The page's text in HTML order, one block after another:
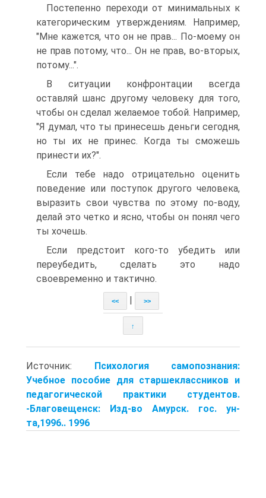
Постепенно переходи от минимальных к
категорическим утверждениям. Например,
"Мне кажется, что он не прав... По-моему он
не прав потому, что... Он не прав, во-вторых,
потому...".
В ситуации конфронтации всегда
оставляй шанс другому человеку для того,
чтобы он сделал желаемое тобой. Например,
"Я думал, что ты принесешь деньги сегодня,
но ты их не принес. Когда ты сможешь
принести их?".
Если тебе надо отрицательно оценить
поведение или поступок другого человека,
выразить свои чувства по этому по-воду,
делай это четко и ясно, чтобы он понял чего
ты хочешь.
Если предстоит кого-то убедить или
переубедить, сделать это надо
своевременно и тактично.
<< >>
↑
Источник: Психология самопознания:
Учебное пособие для старшеклассников и
педагогической практики студентов.
-Благовещенск: Изд-во Амурск. гос. ун-
та,1996.. 1996